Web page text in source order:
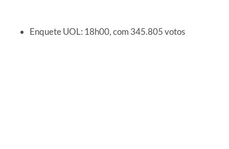
Enquete UOL: 18h00, com 345.805 votos